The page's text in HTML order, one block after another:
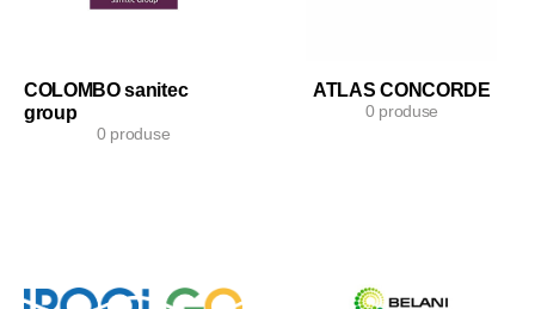
COLOMBO sanitec
group
0 produse
ATLAS CONCORDE
0 produse